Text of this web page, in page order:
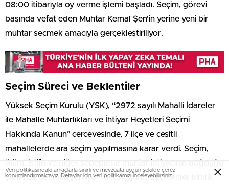
08:00 itibarıyla oy verme işlemi başladı. Seçim, görevi
başında vefat eden Muhtar Kemal Şen’in yerine yeni bir
muhtar seçmek amacıyla gerçekleştiriliyor.
Seçim Süreci ve Beklentiler
Yüksek Seçim Kurulu (YSK), “2972 sayılı Mahalli İdareler
ile Mahalle Muhtarlıkları ve İhtiyar Heyetleri Seçimi
Hakkında Kanun” çerçevesinde, 7 ilçe ve çeşitli
mahallelerde ara seçim yapılmasına karar verdi. Seçim,
yerlerde gerçekleştiriliyor. Seçim günü, seçmenler kimlik
Veri politikasındaki amaçlarla sınırlı ve mevzuata uygun şekilde çerez
konumlandırmaktayız. Detaylar için veri politikamızı inceleyebilirsiniz.